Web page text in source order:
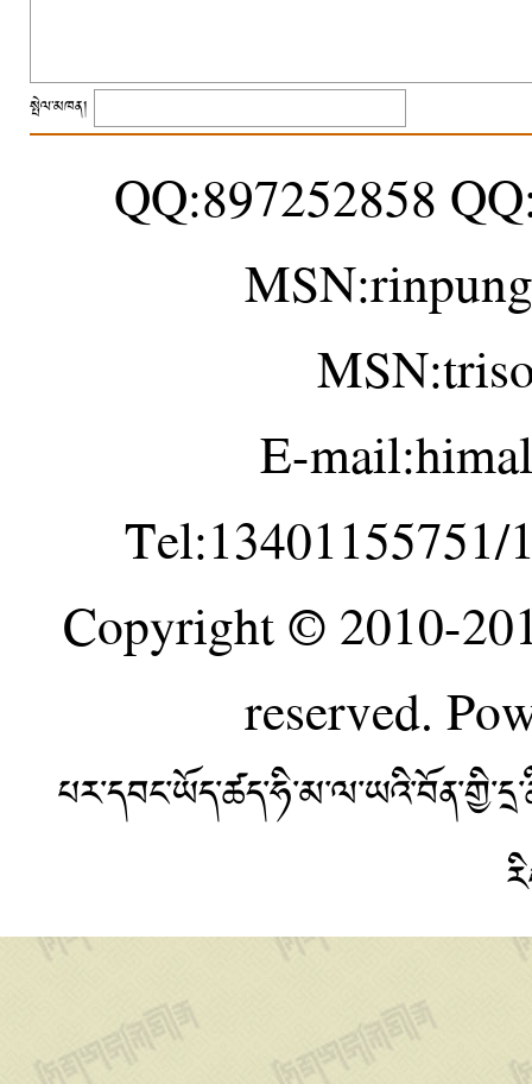
སྤེལ་མཁན།
QQ:897252858
E-
Tel:13401155751/
Copyright © 2010-
reserved.